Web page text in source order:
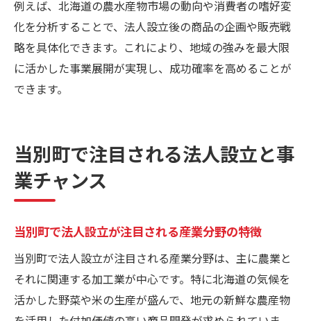
例えば、北海道の農水産物市場の動向や消費者の嗜好変
化を分析することで、法人設立後の商品の企画や販売戦
略を具体化できます。これにより、地域の強みを最大限
に活かした事業展開が実現し、成功確率を高めることが
できます。
当別町で注目される法人設立と事
業チャンス
当別町で法人設立が注目される産業分野の特徴
当別町で法人設立が注目される産業分野は、主に農業と
それに関連する加工業が中心です。特に北海道の気候を
活かした野菜や米の生産が盛んで、地元の新鮮な農産物